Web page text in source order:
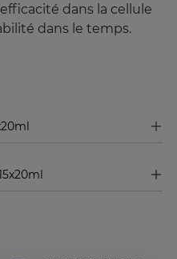
dans la cellule
dans le temps.